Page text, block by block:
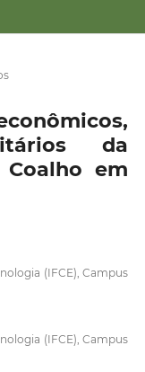
da
em
(IFCE), Campus
(IFCE), Campus